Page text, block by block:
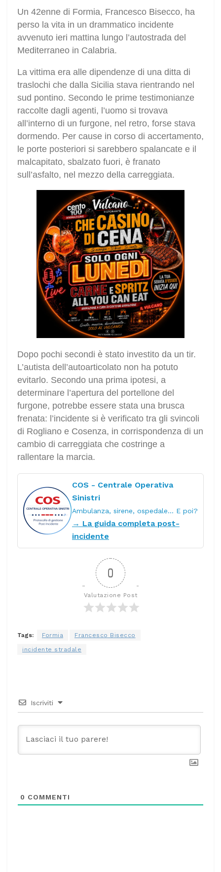
Un 42enne di Formia, Francesco Bisecco, ha
perso la vita in un drammatico incidente
avvenuto ieri mattina lungo l’autostrada del
Mediterraneo in Calabria.
La vittima era alle dipendenze di una ditta di
traslochi che dalla Sicilia stava rientrando nel
sud pontino. Secondo le prime testimonianze
raccolte dagli agenti, l’uomo si trovava
all’interno di un furgone, nel retro, forse stava
dormendo. Per cause in corso di accertamento,
le porte posteriori si sarebbero spalancate e il
malcapitato, sbalzato fuori, è franato
sull’asfalto, nel mezzo della carreggiata.
Dopo pochi secondi è stato investito da un tir.
L’autista dell’autoarticolato non ha potuto
evitarlo. Secondo una prima ipotesi, a
determinare l’apertura del portellone del
furgone, potrebbe essere stata una brusca
frenata: l’incidente si è verificato tra gli svincoli
di Rogliano e Cosenza, in corrispondenza di un
cambio di carreggiata che costringe a
rallentare la marcia.
COS - Centrale Operativa
Sinistri
Ambulanza, sirene, ospedale… E poi?
→ La guida completa post-
incidente
0
Valutazione Post
Tags: Formia Francesco Bisecco
incidente stradale
Iscriviti
0 COMMENTI